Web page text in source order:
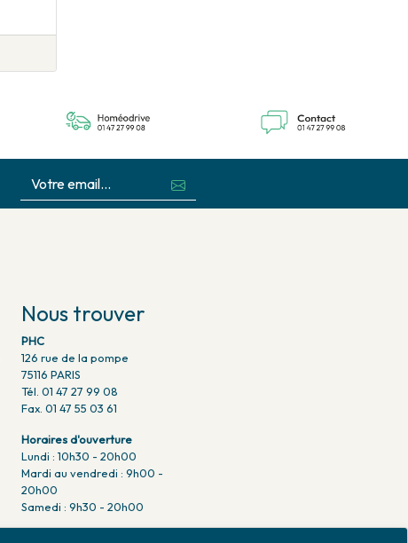
Nous trouver
PHC
126 rue de la pompe
75116 PARIS
Tél. 01 47 27 99 08
Fax. 01 47 55 03 61
Horaires d'ouverture
Lundi : 10h30 - 20h00
Mardi au vendredi : 9h00 -
20h00
Samedi : 9h30 - 20h00